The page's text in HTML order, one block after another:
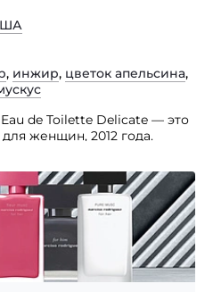
, инжир, цветок апельсина,
de Toilette Delicate — это
женщин, 2012 года.
композиция где
новыми нежными нотками
бергамота, ванили,